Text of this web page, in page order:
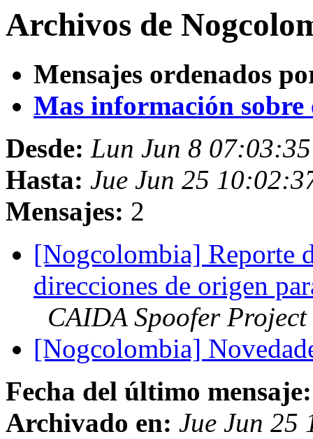
Archivos de
Mensajes ordenados
Mas información sobre
Desde: Lun Jun 8
Hasta: Jue Jun 25
Mensajes: 2
[Nogcolombia] Reporte
direcciones de origen
CAIDA Spoofer Project
[Nogcolombia]
Fecha del último mensaje:
Archivado en: Jue Jun 25